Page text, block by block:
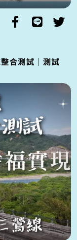
合測試｜測試